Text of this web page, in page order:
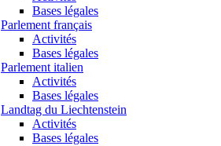
Bases légales
Parlement français
Activités
Bases légales
Parlement italien
Activités
Bases légales
Landtag du Liechtenstein
Activités
Bases légales